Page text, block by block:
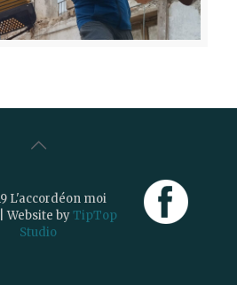
L'accordéon moi
Website byTipTop
Studio